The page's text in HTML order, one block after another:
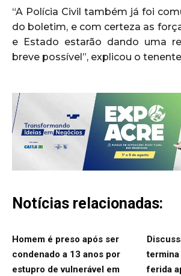
“A Polícia Civil também já foi
do boletim, e com certeza as
e Estado estarão dando uma
breve possível”, explicou o
Notícias relacionadas:
Homem é preso após ser
condenado a 13 anos por
estupro de vulnerável em
ferida